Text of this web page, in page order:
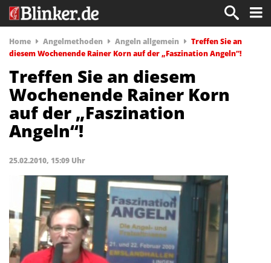
Home Angelmethoden Angeln allgemein
Treffen Sie an
diesem Wochenende Rainer Korn auf der „Faszination Angeln“!
Treffen Sie an diesem
Wochenende Rainer Korn
auf der „Faszination
Angeln“!
25.02.2010, 15:09 Uhr